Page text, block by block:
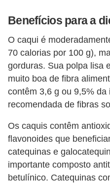
Benefícios para a
O caqui é
70 calorias por 100 g),
gorduras. Sua polpa lisa
muito boa de fibra
contêm 3,6 g ou 9,5% da
recomendada de fibras
Os caquis contêm
flavonoides que
catequinas e
importante composto
betulínico. Catequinas
r
o
s